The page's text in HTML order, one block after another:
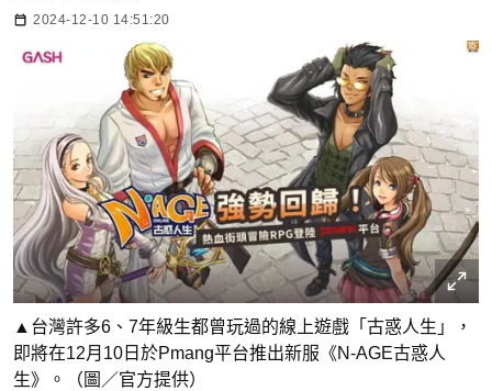
2024-12-10 14:51:20
▲台灣許多6、7年級生都曾玩過的線上遊戲「古惑人生」，
即將在12月10日於Pmang平台推出新服《N-AGE古惑人
生》。（圖／官方提供）